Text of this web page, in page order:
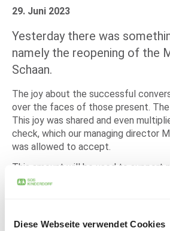
Diese Webseite verwendet Cookies
29. Juni 2023
Yesterday there was
namely the reopening of the
Schaan.
The joy about the successful
over the faces of those present.
This joy was shared and even
check, which our managing director
was allowed to accept.
This amount will be used to support
families here in Liechtenstein.
manager Daniel Hilti for this great